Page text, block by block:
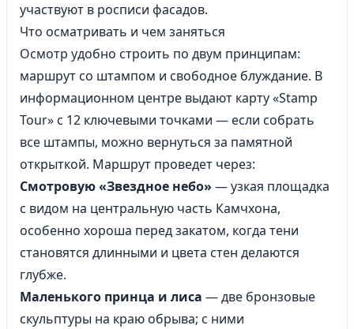
участвуют в росписи фасадов.
Что осматривать и чем заняться
Осмотр удобно строить по двум принципам:
маршрут со штампом и свободное блуждание. В
информационном центре выдают карту «Stamp
Tour» с 12 ключевыми точками — если собрать
все штампы, можно вернуться за памятной
открыткой. Маршрут проведет через:
Смотровую «Звездное небо» — узкая площадка
с видом на центральную часть Камчхона,
особенно хороша перед закатом, когда тени
становятся длинными и цвета стен делаются
глубже.
Маленького принца и лиса — две бронзовые
скульптуры на краю обрыва; с ними